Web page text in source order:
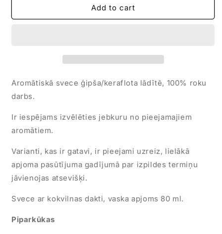
svece
Aromātiskā
svece
Add to cart
Aromātiskā svece ģipša/keraflota lādītē, 100% roku
darbs.
Ir iespējams izvēlēties jebkuru no pieejamajiem
aromātiem.
Varianti, kas ir gatavi, ir pieejami uzreiz, lielākā
apjoma pasūtījuma gadījumā par izpildes termiņu
jāvienojas atsevišķi.
Svece ar kokvilnas dakti, vaska apjoms 80 ml.
Piparkūkas